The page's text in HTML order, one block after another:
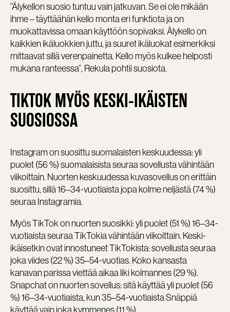
”Älykellon suosio tuntuu vain jatkuvan. Se ei ole mikään
ihme – täyttäähän kello monta eri funktiota ja on
muokattavissa omaan käyttöön sopivaksi. Älykello on
kaikkien ikäluokkien juttu, ja suuret ikäluokat esimerkiksi
mittaavat sillä verenpainetta. Kello myös kulkee helposti
mukana ranteessa”, Rekula pohtii suosiota.
TIKTOK MYÖS KESKI-IKÄISTEN
SUOSIOSSA
Instagram on suosittu suomalaisten keskuudessa: yli
puolet (56 %) suomalaisista seuraa sovellusta vähintään
viikoittain. Nuorten keskuudessa kuvasovellus on erittäin
suosittu, sillä 16–34-vuotiaista jopa kolme neljästä (74 %)
seuraa Instagramia.
Myös TikTok on nuorten suosikki: yli puolet (51 %) 16–34-
vuotiaista seuraa TikTokia vähintään viikoittain. Keski-
ikäisetkin ovat innostuneet TikTokista: sovellusta seuraa
joka viides (22 %) 35–54-vuotias. Koko kansasta
kanavan parissa viettää aikaa liki kolmannes (29 %).
Snapchat on nuorten sovellus: sitä käyttää yli puolet (56
%) 16–34-vuotiaista, kun 35–54-vuotiaista Snäppiä